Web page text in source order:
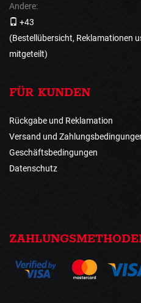
Andere:
+43
(Bestellübersicht, Reklamationen
mitgeteilt)
FÜR KUNDEN
Rückgabe und Reklamation
Versand und
Geschäftsbedingungen
Datenschutz